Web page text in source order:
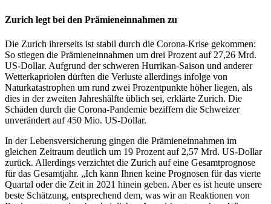
Zurich legt bei den Prämieneinnahmen zu
Die Zurich ihrerseits ist stabil durch die Corona-Krise gekommen:
So stiegen die Prämieneinnahmen um drei Prozent auf 27,26 Mrd.
US-Dollar. Aufgrund der schweren Hurrikan-Saison und anderer
Wetterkapriolen dürften die Verluste allerdings infolge von
Naturkatastrophen um rund zwei Prozentpunkte höher liegen, als
dies in der zweiten Jahreshälfte üblich sei, erklärte Zurich. Die
Schäden durch die Corona-Pandemie beziffern die Schweizer
unverändert auf 450 Mio. US-Dollar.
In der Lebensversicherung gingen die Prämieneinnahmen im
gleichen Zeitraum deutlich um 19 Prozent auf 2,57 Mrd. US-Dollar
zurück. Allerdings verzichtet die Zurich auf eine Gesamtprognose
für das Gesamtjahr. „Ich kann Ihnen keine Prognosen für das vierte
Quartal oder die Zeit in 2021 hinein geben. Aber es ist heute unsere
beste Schätzung, entsprechend dem, was wir an Reaktionen von